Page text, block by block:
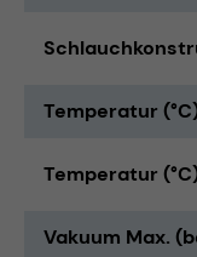
Temperatur
Temperatur
Vakuum Max.